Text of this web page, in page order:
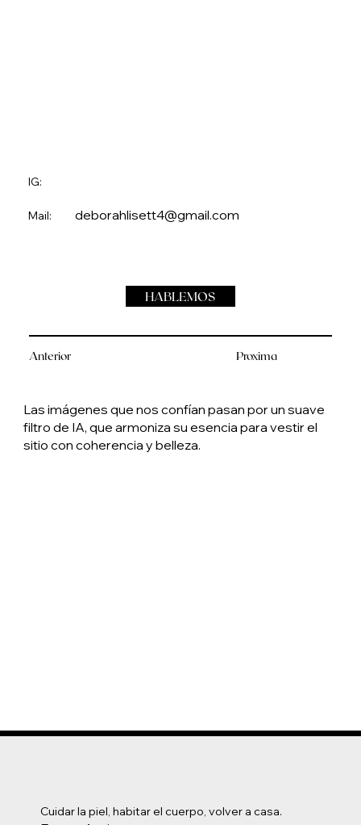
Anterior Proxima
IG:
Mail: deborahlisett4@gmail.com
HABLEMOS
Las imágenes que nos confían pasan por un suave
filtro de IA, que armoniza su esencia para vestir el
sitio con coherencia y belleza.
Cuidar la piel, habitar el cuerpo, volver a casa.